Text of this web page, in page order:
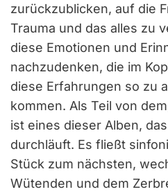
zurückzublicken, auf die
Trauma und das alles zu
diese Emotionen und
nachzudenken, die im
diese Erfahrungen so zu
kommen. Als Teil von
ist eines dieser Alben,
durchläuft. Es fließt
Stück zum nächsten,
Wütenden und dem